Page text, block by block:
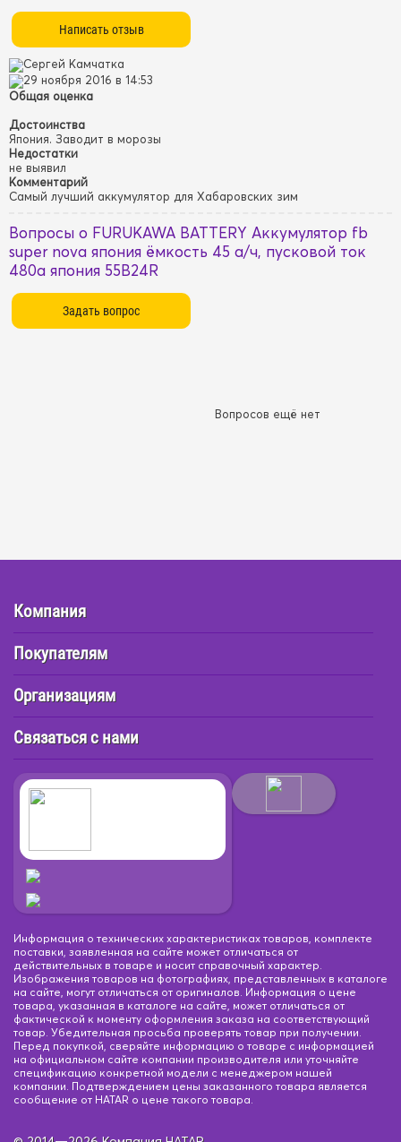
Сергей Камчатка
29 ноября 2016 в 14:53
Общая оценка
Достоинства
Япония. Заводит в морозы
Недостатки
не выявил
Комментарий
Самый лучший аккумулятор для Хабаровских зим
Вопросы о FURUKAWA BATTERY Аккумулятор fb
super nova япония ёмкость 45 a/ч, пусковой ток
480а япония 55B24R
Вопросов ещё нет
Компания
Покупателям
Организациям
Связаться с нами
Информация о технических характеристиках товаров, комплекте
поставки, заявленная на сайте может отличаться от
действительных в товаре и носит справочный характер.
Изображения товаров на фотографиях, представленных в каталоге
на сайте, могут отличаться от оригиналов. Информация о цене
товара, указанная в каталоге на сайте, может отличаться от
фактической к моменту оформления заказа на соответствующий
товар. Убедительная просьба проверять товар при получении.
Перед покупкой, сверяйте информацию о товаре с информацией
на официальном сайте компании производителя или уточняйте
спецификацию конкретной модели с менеджером нашей
компании. Подтверждением цены заказанного товара является
сообщение от HATAR о цене такого товара.